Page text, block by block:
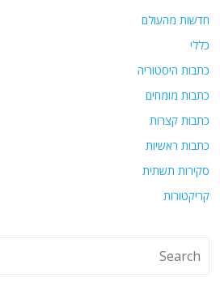
חדשות מהעולם
כללי
כתבות היסטוריה
כתבות מומחים
כתבות קצרות
כתבות ראשיות
סקירות תשתית
קריקטורות